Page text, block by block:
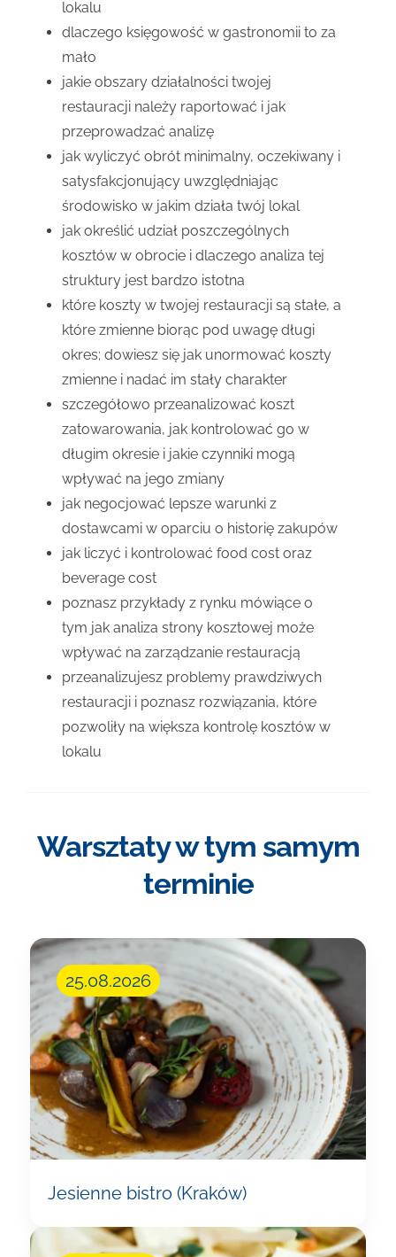
lokalu
dlaczego księgowość w gastronomii to za
mało
jakie obszary działalności twojej
restauracji należy raportować i jak
przeprowadzać analizę
jak wyliczyć obrót minimalny, oczekiwany i
satysfakcjonujący uwzględniając
środowisko w jakim działa twój lokal
jak określić udział poszczególnych
kosztów w obrocie i dlaczego analiza tej
struktury jest bardzo istotna
które koszty w twojej restauracji są stałe, a
które zmienne biorąc pod uwagę długi
okres; dowiesz się jak unormować koszty
zmienne i nadać im stały charakter
szczegółowo przeanalizować koszt
zatowarowania, jak kontrolować go w
długim okresie i jakie czynniki mogą
wpływać na jego zmiany
jak negocjować lepsze warunki z
dostawcami w oparciu o historię zakupów
jak liczyć i kontrolować food cost oraz
beverage cost
poznasz przykłady z rynku mówiące o
tym jak analiza strony kosztowej może
wpływać na zarządzanie restauracją
przeanalizujesz problemy prawdziwych
restauracji i poznasz rozwiązania, które
pozwoliły na większa kontrolę kosztów w
lokalu
Warsztaty w tym samym
terminie
25.08.2026
Jesienne bistro (Kraków)